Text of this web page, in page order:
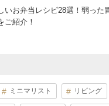
いお弁当レシピ28選！弱った
ご紹介！
ミニマリスト リビング